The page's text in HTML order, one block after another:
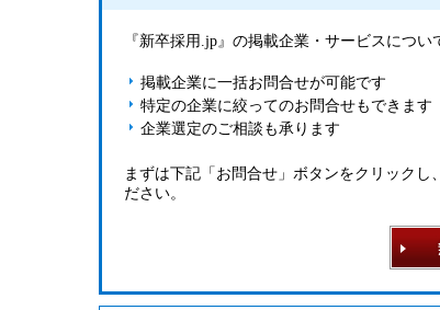
『新卒採用.jp』の掲載企業・サービスにつ
掲載企業に一括お問合せが可能です
特定の企業に絞ってのお問合せもできます
企業選定のご相談も承ります
まずは下記「お問合せ」ボタンをクリック
ださい。